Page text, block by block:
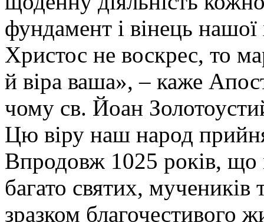
фундамент і вінець
Христос не воскрес, то
й віра ваша», – каже
чому св. Йоан
Цю віру наш народ
Впродовж 1025 років, що
багато святих, мучеників
зразком благочестивого